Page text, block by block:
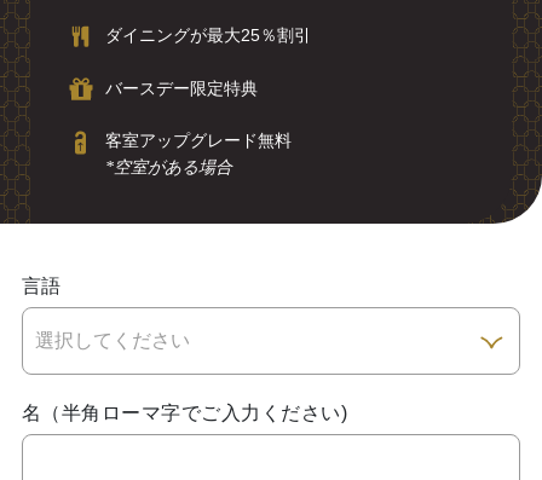
ダイニングが最大25％割引
バースデー限定特典
客室アップグレード無料
*空室がある場合
言語
名（半角ローマ字でご入力ください)